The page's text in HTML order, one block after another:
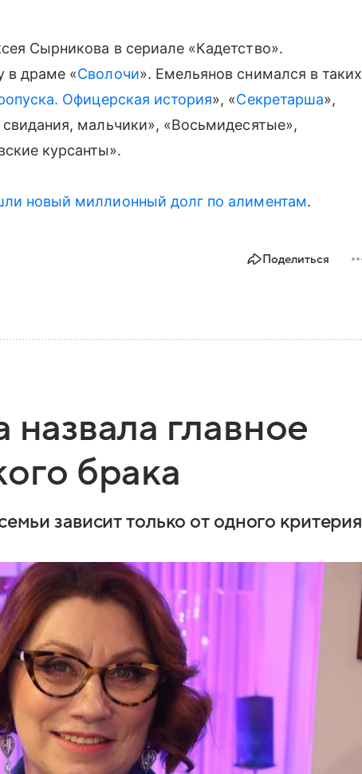
Сырникова в сериале «Кадетство».
в драме «Сволочи». Емельянов снимался в таких
Офицерская история», «Секретарша»,
мальчики», «Восьмидесятые»,
курсанты».
новый миллионный долг по алиментам.
Поделиться
назвала главное
брака
зависит только от одного критерия